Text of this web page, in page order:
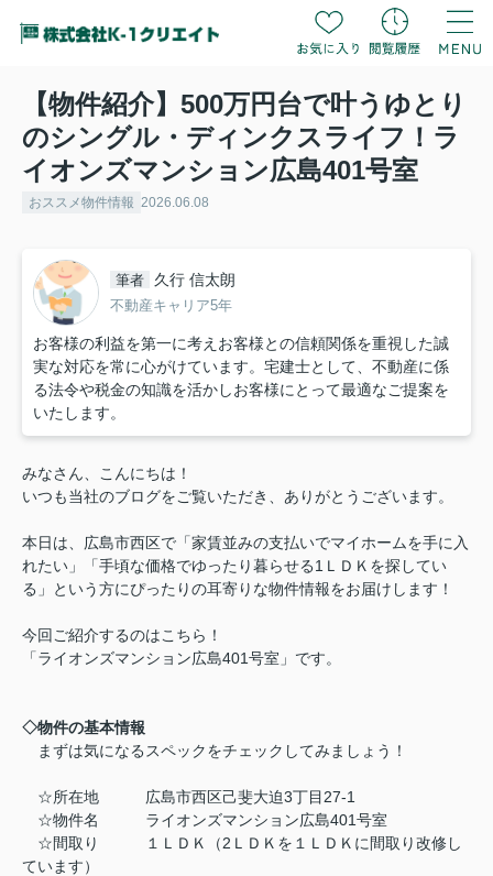
【物件紹介】500万円台で叶うゆとり
のシングル・ディンクスライフ！ラ
イオンズマンション広島401号室
おススメ物件情報 2026.06.08
筆者 久行 信太朗
不動産キャリア5年
お客様の利益を第一に考えお客様との信頼関係を重視した誠
実な対応を常に心がけています。宅建士として、不動産に係
る法令や税金の知識を活かしお客様にとって最適なご提案を
いたします。
みなさん、こんにちは！
いつも当社のブログをご覧いただき、ありがとうございます。
本日は、広島市西区で「家賃並みの支払いでマイホームを手に入
れたい」「手頃な価格でゆったり暮らせる1ＬＤＫを探してい
る」という方にぴったりの耳寄りな物件情報をお届けします！
今回ご紹介するのはこちら！
「ライオンズマンション広島401号室」です。
◇物件の基本情報
まずは気になるスペックをチェックしてみましょう！
☆所在地 広島市西区己斐大迫3丁目27-1
☆物件名 ライオンズマンション広島401号室
☆間取り １ＬＤＫ（2ＬＤＫを１ＬＤＫに間取り改修し
ています）